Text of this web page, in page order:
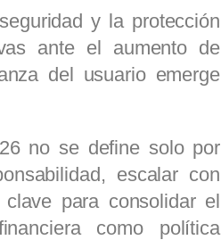
y la protección
ante el aumento de
del usuario emerge
no se define solo por
escalar con
para consolidar el
como política